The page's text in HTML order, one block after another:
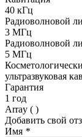
40 кГц
Радиоволновой
3 МГц
Радиоволновой
5 МГц
ультразвуковая
Гарантия
1 год
Array ( )
Добавить свой
Имя *